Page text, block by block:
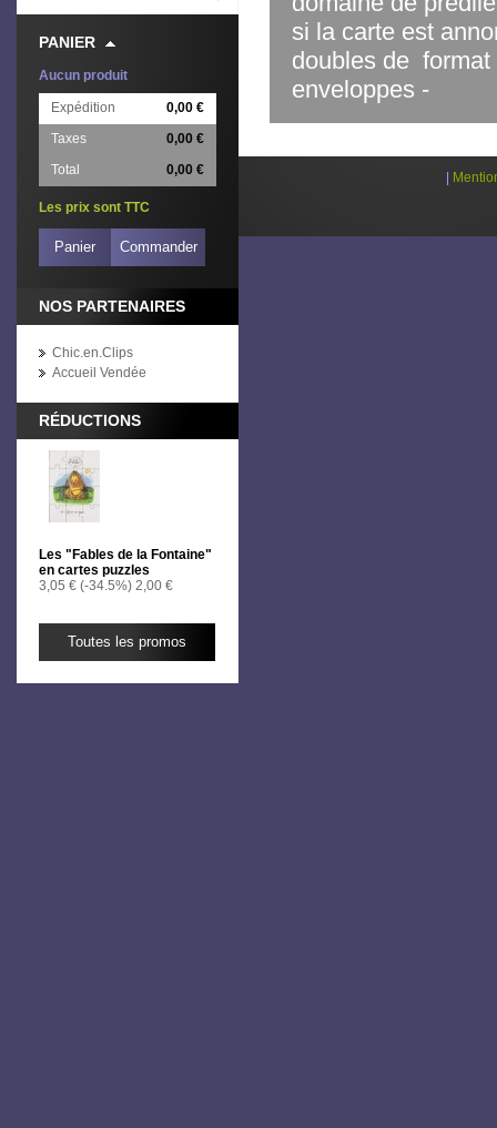
PANIER
Aucun produit
Expédition
0,00 €
Taxes
0,00 €
Total
0,00 €
Les prix sont TTC
Panier Commander
NOS PARTENAIRES
Chic.en.Clips
Accueil Vendée
RÉDUCTIONS
Les "Fables de la Fontaine"
en cartes puzzles
3,05 € (-34.5%) 2,00 €
Toutes les promos
si la carte est
doubles de format
enveloppes -